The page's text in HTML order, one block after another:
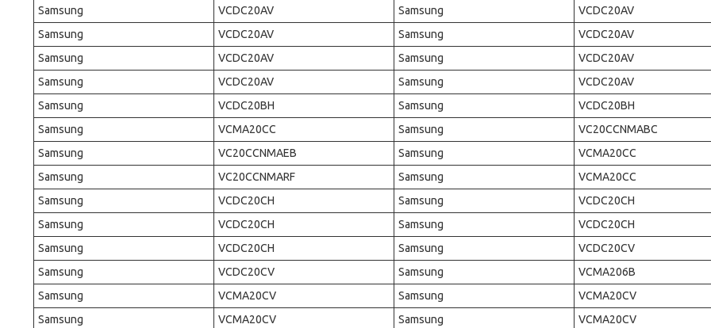
Samsung
VCDC20AV Samsung
VCDC20AV
Samsung
VCDC20AV Samsung
VCDC20AV
Samsung
VCDC20AV Samsung
VCDC20AV
Samsung
VCDC20AV Samsung
VCDC20AV
Samsung
VCDC20BH Samsung
VCDC20BH
Samsung
VCMA20CC Samsung
VC20CCNMABC
Samsung
VC20CCNMAEB Samsung
VCMA20CC
Samsung
VC20CCNMARF Samsung
VCMA20CC
Samsung
VCDC20CH Samsung
VCDC20CH
Samsung
VCDC20CH Samsung
VCDC20CH
Samsung
VCDC20CH Samsung
VCDC20CV
Samsung
VCDC20CV Samsung
VCMA206B
Samsung
VCMA20CV Samsung
VCMA20CV
Samsung
VCMA20CV Samsung VCMA20CV